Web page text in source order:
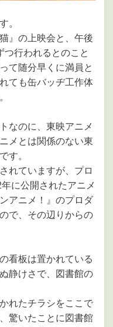
。
』の上映会と、午後
つ行われるとのこと
て随分早くに満員と
ても缶バッヂ工作体
なのに、東映アニメ
メとは関係のない東
す。
れていますが、プロ
に公開されたアニメ
アニメ！』のプロダ
で、その辺りからの
看板は置かれている
静けさで、図書館の
れたチラシをここで
驚いたことに図書館